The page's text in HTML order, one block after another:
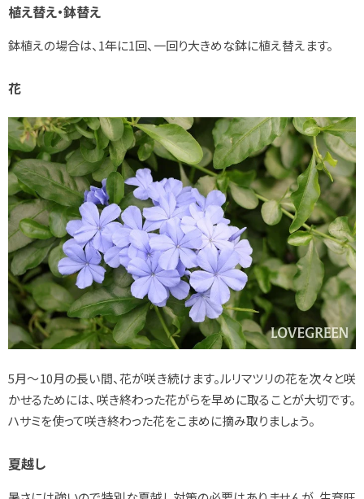
植え替え・鉢替え
鉢植えの場合は、1年に1回、一回り大きめな鉢に植え替えます。
花
5月～10月の長い間、花が咲き続けます。ルリマツリの花を次々と咲
かせるためには、咲き終わった花がらを早めに取ることが大切です。
ハサミを使って咲き終わった花をこまめに摘み取りましょう。
夏越し